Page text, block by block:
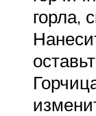
горла,